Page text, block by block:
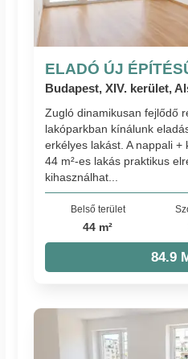
ELADÓ ÚJ
Budapest, XIV. kerület,
Zugló dinamikusan fejlődő
lakóparkban kínálunk
erkélyes lakást. A nappali +
44 m²-es lakás praktikus
kihasználhat...
Belső terület
44 m²
84.9